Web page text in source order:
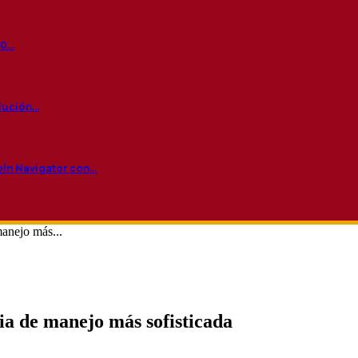
Navigator con…
más...
de manejo más sofisticada